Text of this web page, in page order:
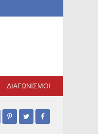
ΔΙΑΓΩΝΙΣΜΟΙ